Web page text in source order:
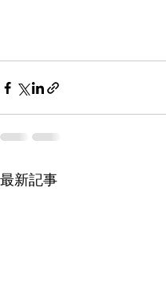
最新記事